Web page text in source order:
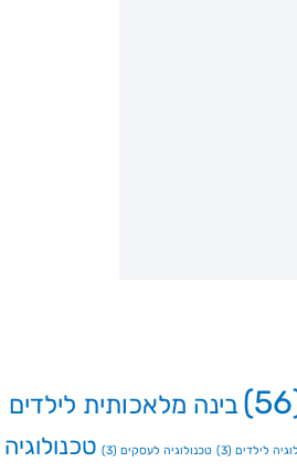
בינה מלאכותית לילדים
לילדים (3) טכנולוגיה לעסקים (3)
טכנולוגיה